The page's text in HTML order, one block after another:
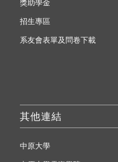
獎助學金
招生專區
系友會表單及問卷下載
其他連結
中原大學